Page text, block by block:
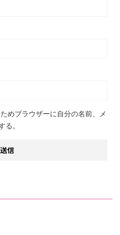
めブラウザーに自分の名前、メ
る。